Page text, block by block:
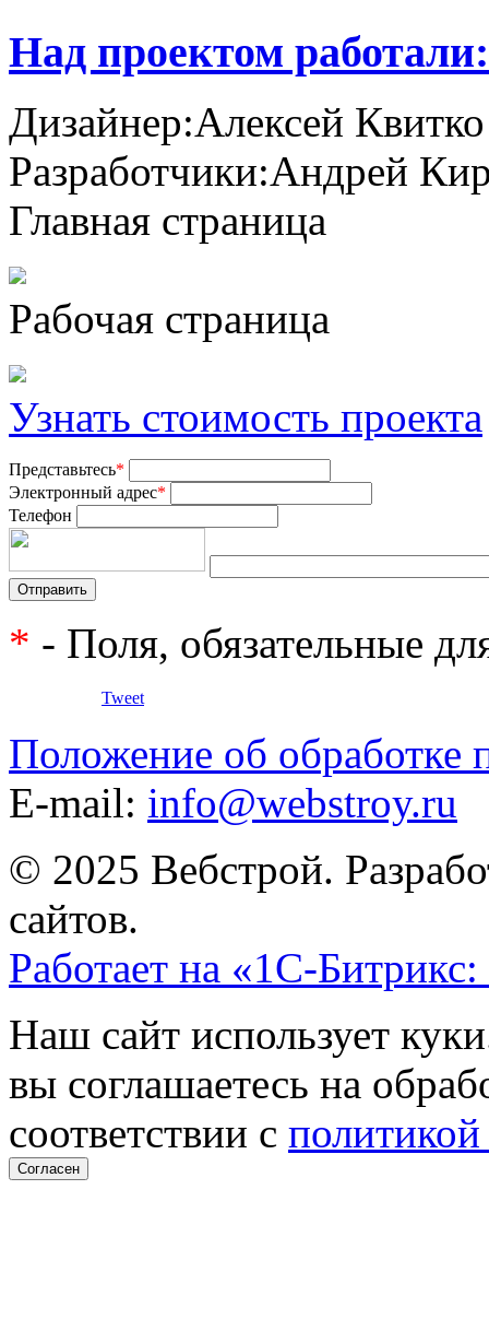
Над проектом работали:
Дизайнер:Алексей Квитко
Разработчики:Андрей
Главная страница
Рабочая страница
Узнать стоимость проекта
Представьтесь*
Электронный адрес*
Телефон
* - Поля, обязательные
Tweet
Положение об обработке
E-mail: info@webstroy.ru
© 2025 Вебстрой.
сайтов.
Работает на «1С-
Наш сайт использует
вы соглашаетесь на
соответствии с
Согласен